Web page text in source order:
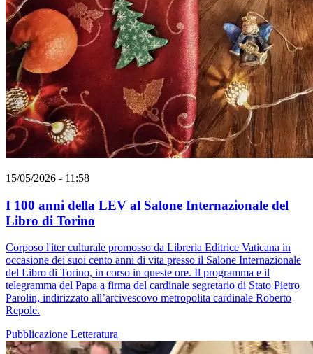
15/05/2026 - 11:58
I 100 anni della LEV al Salone Internazionale del
Libro di Torino
Corposo l'iter culturale promosso da Libreria Editrice Vaticana in
occasione dei suoi cento anni di vita presso il Salone Internazionale
del Libro di Torino, in corso in queste ore. Il programma e il
telegramma del Papa a firma del cardinale segretario di Stato Pietro
Parolin, indirizzato all’arcivescovo metropolita cardinale Roberto
Repole.
Pubblicazione Letteratura